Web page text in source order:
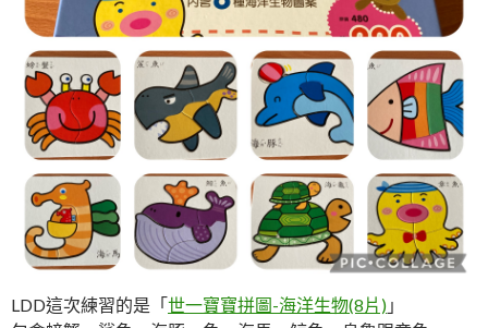
LDD這次練習的是「 世一寶寶拼圖-海洋生物(8片) 」